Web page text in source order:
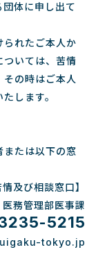
体に申し出て
られたご本人か
ついては、苦情
の時はご本人
します。
または以下の窓
情及び相談窓口】
医務管理部医事課
5215
tokyo.jp